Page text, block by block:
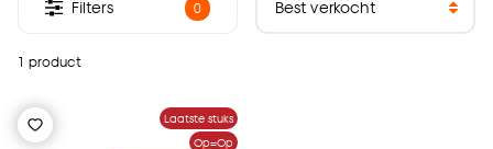
1 product
Filters 0
Laatste stuks
Op=Op